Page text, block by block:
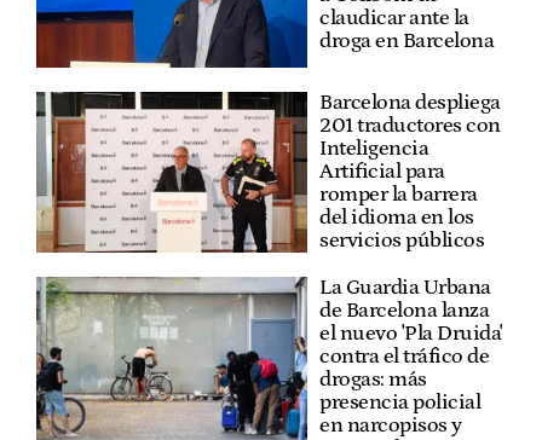
claudicar ante la
droga en Barcelona
Barcelona despliega
201 traductores con
Inteligencia
Artificial para
romper la barrera
del idioma en los
servicios públicos
La Guardia Urbana
de Barcelona lanza
el nuevo 'Pla Druida'
contra el tráfico de
drogas: más
presencia policial
en narcopisos y